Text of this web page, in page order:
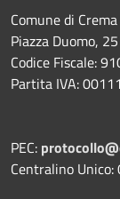
Comune di Crema
Piazza Duomo,
Codice Fiscale:
Partita IVA:
PEC:
Centralino